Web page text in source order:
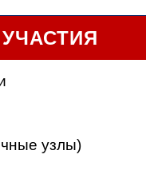
узлы)